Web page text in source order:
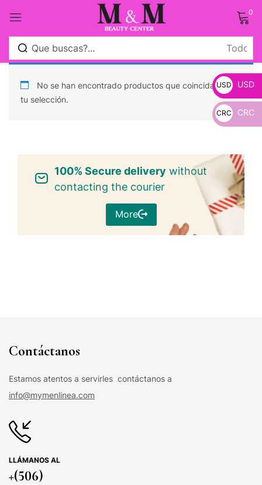
0
No se han encontrado productos que coincidan con
tu selección.
100% Secure delivery without
contacting the courier
More
Contáctanos
Estamos atentos a servirles contáctanos a
info@mymenlinea.com
LLÁMANOS AL
+(506)
USD
_
USD
CRC CRC
Sign in
Log in
Crear una cuenta